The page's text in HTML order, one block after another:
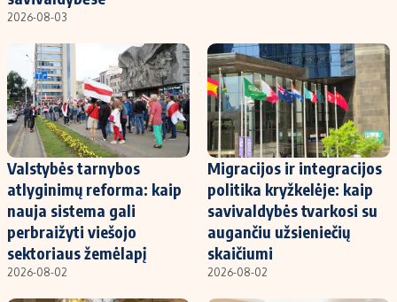
2026-08-03
Valstybės tarnybos
atlyginimų reforma: kaip
nauja sistema gali
perbraižyti viešojo
sektoriaus žemėlapį
2026-08-02
Migracijos ir integracijos
politika kryžkelėje: kaip
savivaldybės tvarkosi su
augančiu užsieniečių
skaičiumi
2026-08-02